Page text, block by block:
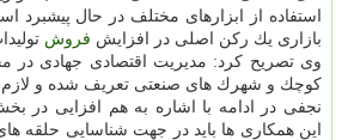
استفاده از ابزارهای مختلف در حال پیشبرد
بازاری یك ركن اصلی در افزایش فروش
وی تصریح كرد: مدیریت اقتصادی جهادی در
كوچك و شهرك های صنعتی تعریف شده و لازم
نجفی در ادامه با اشاره به هم افزایی در
این همكاری ها باید در جهت شناسایی حلقه